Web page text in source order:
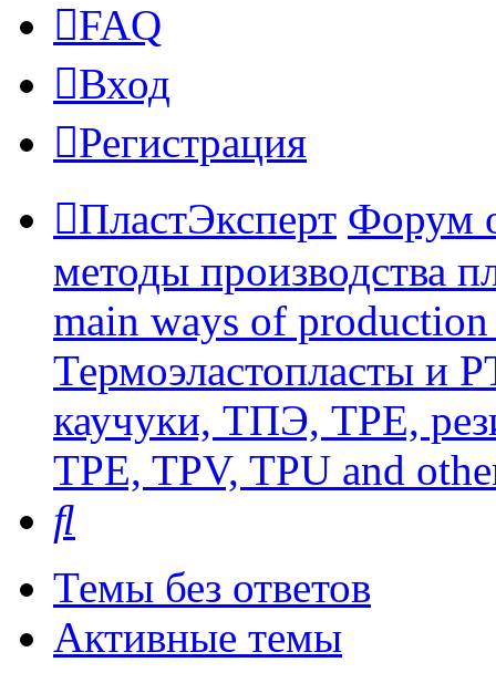
FAQ
Вход
Регистрация
ПластЭксперт Форум
методы производства
main ways of
Термоэластопласты и
каучуки, ТПЭ, TPE,
TPE, TPV, TPU and
Темы без ответов
Активные темы